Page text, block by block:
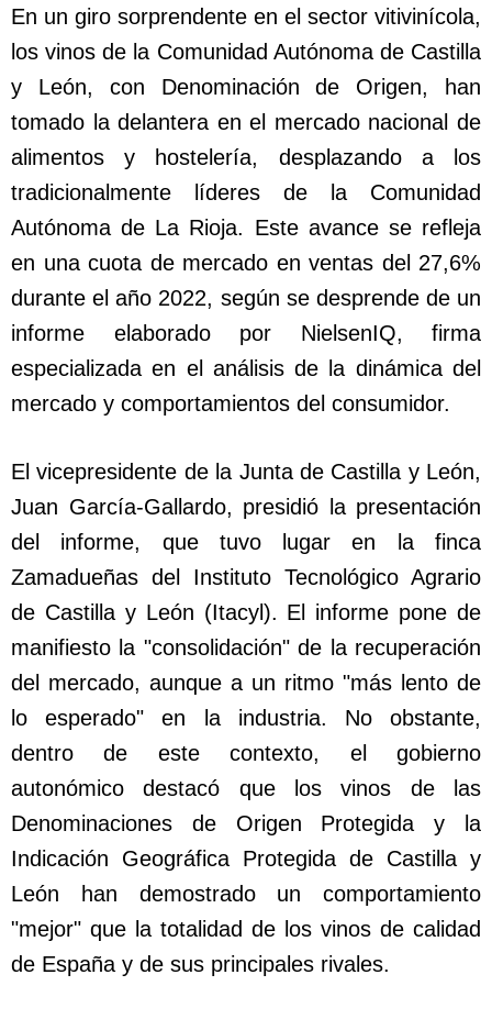
En un giro sorprendente en el sector vitivinícola,
los vinos de la Comunidad Autónoma de Castilla
y León, con Denominación de Origen, han
tomado la delantera en el mercado nacional de
alimentos y hostelería, desplazando a los
tradicionalmente líderes de la Comunidad
Autónoma de La Rioja. Este avance se refleja
en una cuota de mercado en ventas del 27,6%
durante el año 2022, según se desprende de un
informe elaborado por NielsenIQ, firma
especializada en el análisis de la dinámica del
mercado y comportamientos del consumidor.
El vicepresidente de la Junta de Castilla y León,
Juan García-Gallardo, presidió la presentación
del informe, que tuvo lugar en la finca
Zamadueñas del Instituto Tecnológico Agrario
de Castilla y León (Itacyl). El informe pone de
manifiesto la "consolidación" de la recuperación
del mercado, aunque a un ritmo "más lento de
lo esperado" en la industria. No obstante,
dentro de este contexto, el gobierno
autonómico destacó que los vinos de las
Denominaciones de Origen Protegida y la
Indicación Geográfica Protegida de Castilla y
León han demostrado un comportamiento
"mejor" que la totalidad de los vinos de calidad
de España y de sus principales rivales.